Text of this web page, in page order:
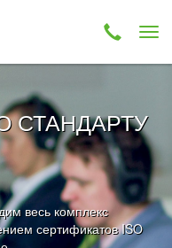
СТАНДАРТУ
весь комплекс
сертификатов ISO